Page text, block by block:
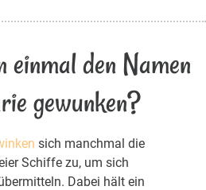
einmal den Namen
gewunken?
sich manchmal die
Schiffe zu, um sich
Dabei hält ein